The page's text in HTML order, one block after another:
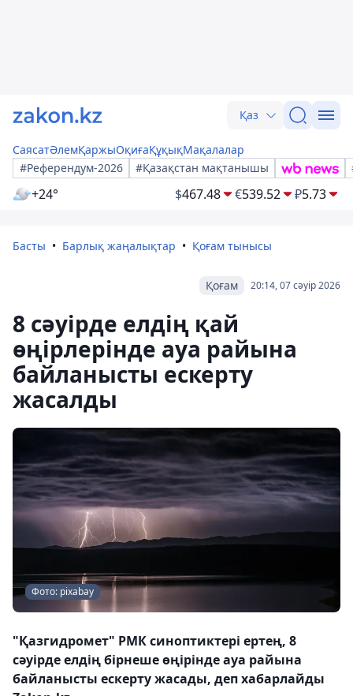
Қаз
СаясатӘлемҚаржыОқиғаҚұқықМақалалар
#Референдум-2026
#Қазақстан мақтанышы
+24° $467.48 €539.52 ₽5.73
Басты Барлық жаңалықтар Қоғам тынысы
20:14, 07 сәуір 2026
Қоғам
8 сәуірде елдің қай
өңірлерінде ауа райына
байланысты ескерту
жасалды
Фото: pixabay
"Қазгидромет" РМК синоптиктері ертең, 8
сәуірде елдің бірнеше өңірінде ауа райына
байланысты ескерту жасады, деп хабарлайды